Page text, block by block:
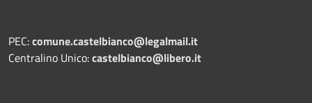
PEC:comune.castelbianco@legalmail.it
Centralino Unico:castelbianco@libero.it